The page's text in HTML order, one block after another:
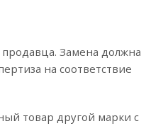
продавца. Замена должна
на соответствие
товар другой марки с